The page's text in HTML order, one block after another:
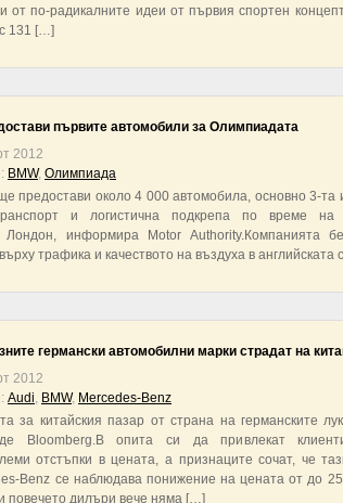
от по-радикалните идеи от първия спортен
131 […]
първите автомобили за Олимпиадата
2012
BMW, Олимпиада
предостави около 4 000 автомобила, основно 3-
и логистична подкрепа по време
информира Motor Authority.Компанията
трафика и качеството на въздуха в английската
германски автомобилни марки страдат на
2012
Audi, BMW, Mercedes-Benz
за китайския пазар от страна на германските
Bloomberg.В опита си да привлекат
отстъпки в цената, а признаците сочат, че
Benz се наблюдава понижение на цената от до
повечето дилъри вече няма […]